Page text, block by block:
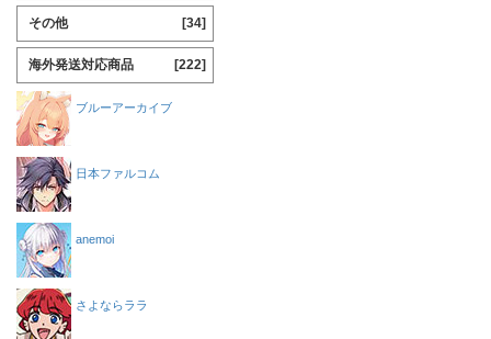
その他 [34]
海外発送対応商品 [222]
ブルーアーカイブ
日本ファルコム
anemoi
さよならララ